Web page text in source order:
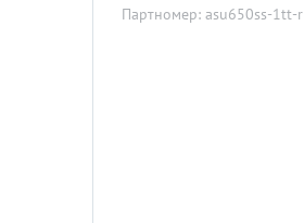
Партномер: asu650ss-1tt-r